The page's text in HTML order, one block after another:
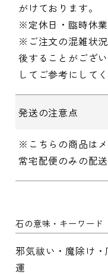
がけております。
※定休日・臨時休
※ご注文の混雑状
後することがござ
してご参考にしてく
発送の注意点
※こちらの商品は
常宅配便のみの配
石の意味・キーワード
邪気祓い・魔除け
運